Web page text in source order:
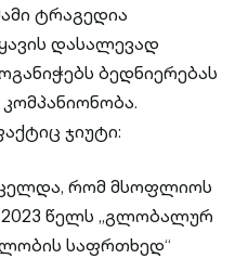
ტრაგედია
დასალევად
ბედნიერებას
ჯიუტი:
რომ მსოფლიოს
2023 წელს „გლობალურ
საფრთხედ“